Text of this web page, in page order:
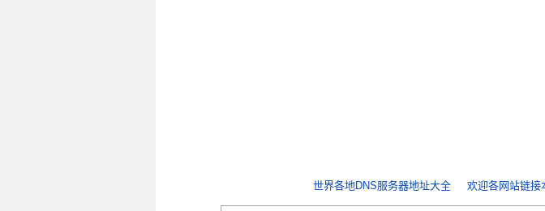
世界各地DNS服务器地址大全 欢迎各网站链接